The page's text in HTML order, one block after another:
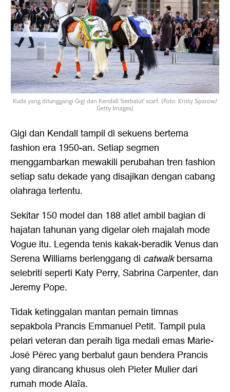
Kuda yang ditunggangi Gigi dan Kendall 'berbalut' scarf. (Foto: Kristy Sparow/
Getty Images)
Gigi dan Kendall tampil di sekuens bertema
fashion era 1950-an. Setiap segmen
menggambarkan mewakili perubahan tren fashion
setiap satu dekade yang disajikan dengan cabang
olahraga tertentu.
Sekitar 150 model dan 188 atlet ambil bagian di
hajatan tahunan yang digelar oleh majalah mode
Vogue itu. Legenda tenis kakak-beradik Venus dan
Serena Williams berlenggang di catwalkbersama
selebriti seperti Katy Perry, Sabrina Carpenter, dan
Jeremy Pope.
Tidak ketinggalan mantan pemain timnas
sepakbola Prancis Emmanuel Petit. Tampil pula
pelari veteran dan peraih tiga medali emas Marie-
José Pérec yang berbalut gaun bendera Prancis
yang dirancang khusus oleh Pieter Mulier dari
rumah mode Alaïa.